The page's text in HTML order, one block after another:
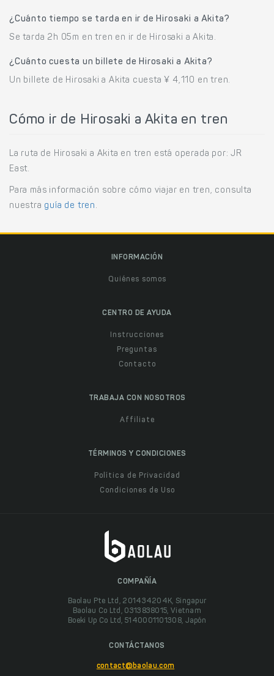
¿Cuánto tiempo se tarda en ir de Hirosaki a Akita?
Se tarda 2h 05m en tren en ir de Hirosaki a Akita.
¿Cuánto cuesta un billete de Hirosaki a Akita?
Un billete de Hirosaki a Akita cuesta ¥ 4,110 en tren.
Cómo ir de Hirosaki a Akita en tren
La ruta de Hirosaki a Akita en tren está operada por: JR
East.
Para más información sobre cómo viajar en tren, consulta
nuestra guía de tren .
INFORMACIÓN
Quiénes somos
CENTRO DE AYUDA
Instrucciones
Preguntas
Contacto
TRABAJA CON NOSOTROS
Affiliate
TÉRMINOS Y CONDICIONES
Política de Privacidad
Condiciones de Uso
COMPAÑÍA
Baolau Pte Ltd, 201434204K, Singapur
Baolau Co Ltd, 0313838015, Vietnam
Boeki Up Co Ltd, 5140001101308, Japón
CONTÁCTANOS
contact@baolau.com